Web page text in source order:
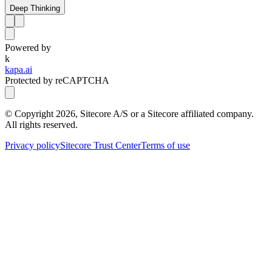
Deep Thinking
Powered by
k
kapa.ai
Protected by reCAPTCHA
© Copyright2026, Sitecore A/S or a Sitecore affiliated company.
All rights reserved.
Privacy policySitecore Trust CenterTerms of use